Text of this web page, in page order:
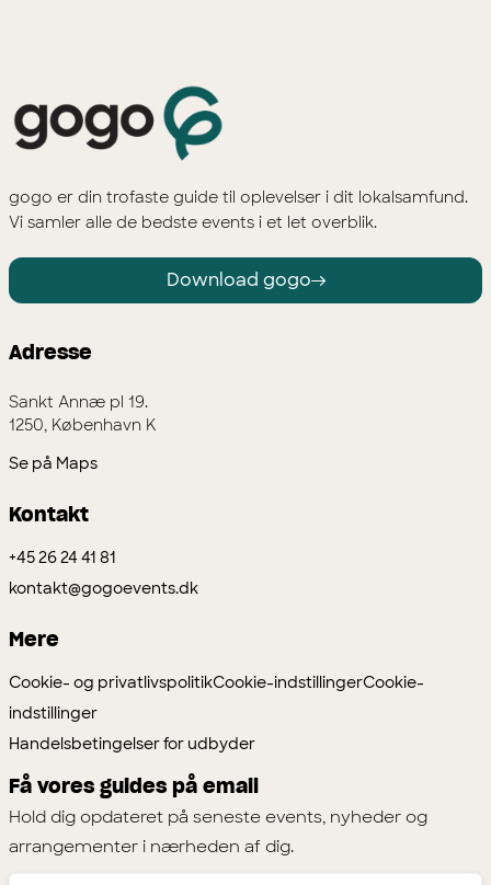
gogo er din trofaste guide til oplevelser i dit lokalsamfund.
Vi samler alle de bedste events i et let overblik.
Download gogo
Adresse
Sankt Annæ pl 19.
1250, København K
Se på Maps
Kontakt
+45 26 24 41 81
kontakt@gogoevents.dk
Mere
Cookie- og privatlivspolitikCookie-indstillingerCookie-
indstillinger
Handelsbetingelser for udbyder
Få vores guides på email
Hold dig opdateret på seneste events, nyheder og
arrangementer i nærheden af dig.